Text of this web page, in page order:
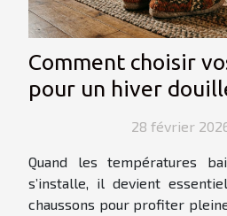
Comment choisir
pour un hiver
28 février
Quand les températures
s’installe, il devient
chaussons pour profiter